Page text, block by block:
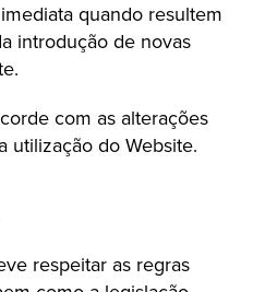
quando resultem
introdução de novas
com as alterações
utilização do Website.
respeitar as regras